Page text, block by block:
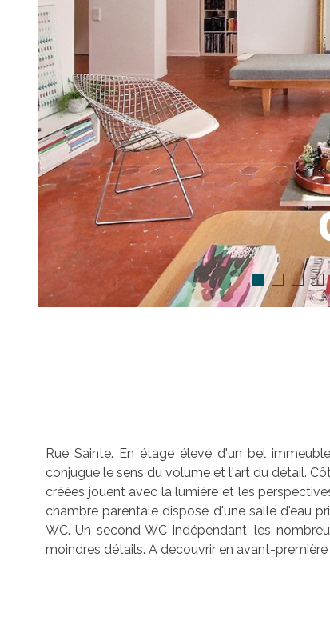
Rue Sainte. En étage élevé d'un bel
conjugue le sens du volume et l'art du détail.
créées jouent avec la lumière et les
chambre parentale dispose d'une salle d'eau
WC. Un second WC indépendant, les
moindres détails. A découvrir en avant-